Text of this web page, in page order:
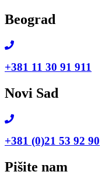
Skip
to
Beograd
+381 11 30 91 911
Novi Sad
+381 (0)21 53 92 90
Pišite nam